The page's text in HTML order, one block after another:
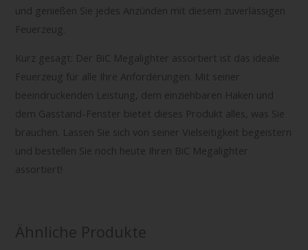
und genießen Sie jedes Anzünden mit diesem zuverlässigen
Feuerzeug.
Kurz gesagt: Der BiC Megalighter assortiert ist das ideale
Feuerzeug für alle Ihre Anforderungen. Mit seiner
beeindruckenden Leistung, dem einziehbaren Haken und
dem Gasstand-Fenster bietet dieses Produkt alles, was Sie
brauchen. Lassen Sie sich von seiner Vielseitigkeit begeistern
und bestellen Sie noch heute Ihren BiC Megalighter
assortiert!
Ähnliche Produkte